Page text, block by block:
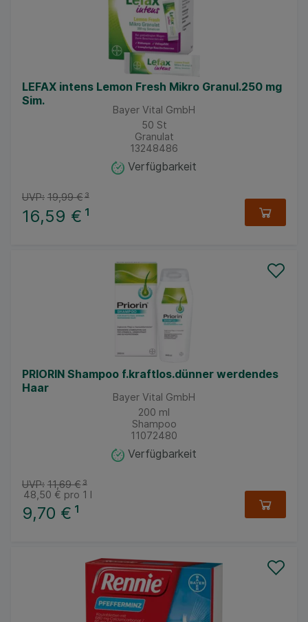
LEFAX intens Lemon Fresh Mikro Granul.250 mg
Sim.
Bayer Vital GmbH
50 St
Granulat
13248486
Verfügbarkeit
16,59 € ¹
UVP: 19,99 €³
PRIORIN Shampoo f.kraftlos.dünner werdendes
Haar
Bayer Vital GmbH
200 ml
Shampoo
11072480
Verfügbarkeit
9,70 € ¹
UVP: 11,69 €³
48,50 € pro 1 l